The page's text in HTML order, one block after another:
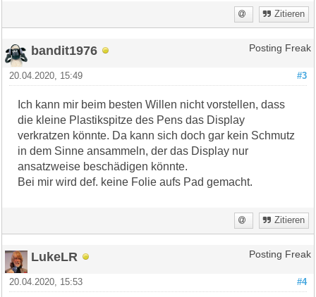
Zitieren
bandit1976 Posting Freak
#3
20.04.2020, 15:49
Ich kann mir beim besten Willen nicht vorstellen, dass
die kleine Plastikspitze des Pens das Display
verkratzen könnte. Da kann sich doch gar kein Schmutz
in dem Sinne ansammeln, der das Display nur
ansatzweise beschädigen könnte.
Bei mir wird def. keine Folie aufs Pad gemacht.
Zitieren
LukeLR Posting Freak
#4
20.04.2020, 15:53